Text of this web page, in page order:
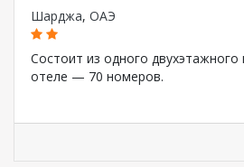
Шарджа, ОАЭ
Состоит из одного двухэтажного
отеле — 70 номеров.